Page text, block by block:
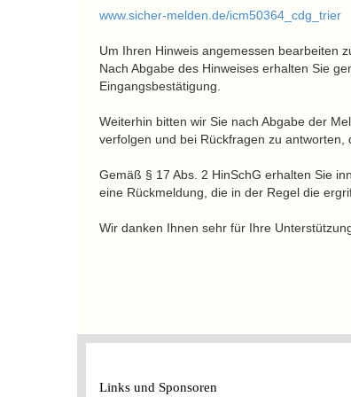
www.sicher-melden.de/icm50364_cdg_trier
Um Ihren Hinweis angemessen bearbeiten
Nach Abgabe des Hinweises erhalten Sie
Eingangsbestätigung.
Weiterhin bitten wir Sie nach Abgabe der
verfolgen und bei Rückfragen zu antworten,
Gemäß § 17 Abs. 2 HinSchG erhalten Sie
eine Rückmeldung, die in der Regel die
Wir danken Ihnen sehr für Ihre
Links und Sponsoren